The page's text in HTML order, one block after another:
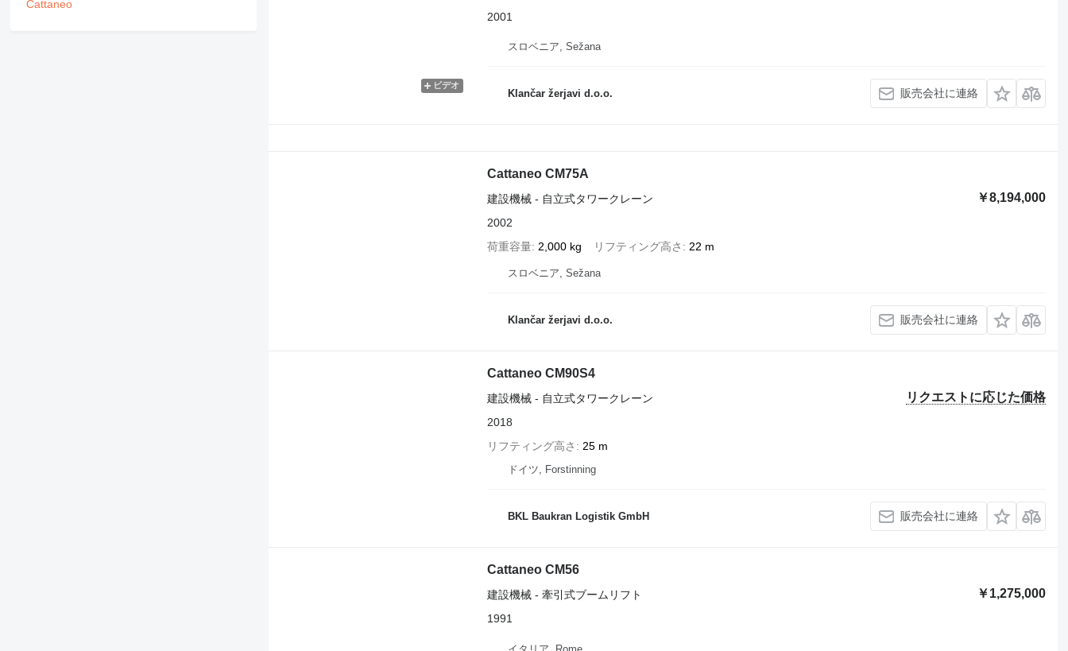
ビデオ
2001
スロベニア, Sežana
Klančar žerjavi d.o.o. 販売会社に連絡
Cattaneo CM75A
￥8,194,000
建設機械 - 自立式タワークレーン
2002
荷重容量 2,000 kg リフティング高さ 22 m
スロベニア, Sežana
Klančar žerjavi d.o.o. 販売会社に連絡
Cattaneo CM90S4
リクエストに応じた価格
建設機械 - 自立式タワークレーン
2018
リフティング高さ
25 m
ドイツ, Forstinning
BKL Baukran Logistik GmbH 販売会社に連絡
Cattaneo CM56
￥1,275,000
建設機械 - 牽引式ブームリフト
1991